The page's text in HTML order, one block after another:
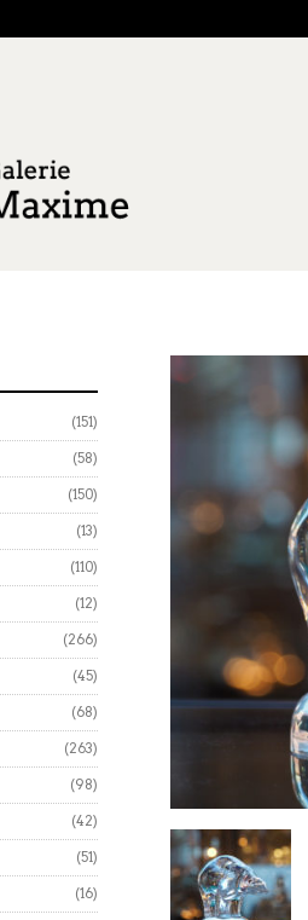
(151)
(58)
(150)
(13)
(110)
(12)
(266)
(45)
(68)
(263)
(98)
(42)
(51)
(16)